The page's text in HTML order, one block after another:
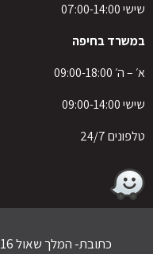
שישי 07:00-14:00
במשרד בחיפה
א׳ – ה׳ 09:00-18:00
שישי 09:00-14:00
טלפונים 24/7